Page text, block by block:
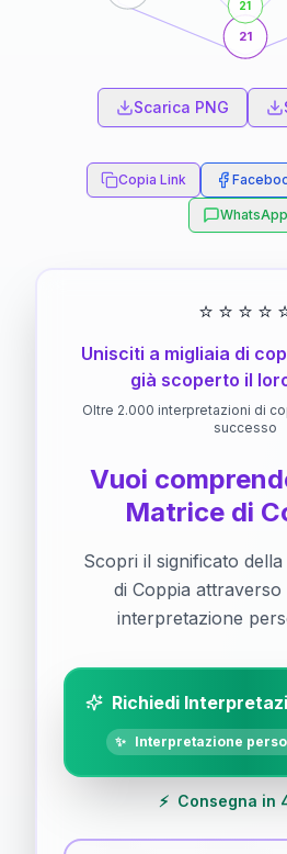
21
21
Scarica PNG
Copia Link
WhatsApp
⭐ ⭐ ⭐ ⭐
Unisciti a migliaia di
già scoperto il
Oltre 2.000 interpretazioni di
successo
Vuoi
Matrice di
Scopri il significato
di Coppia
interpretazione
Richiedi
✨ Interpretazione
⚡ Consegna in